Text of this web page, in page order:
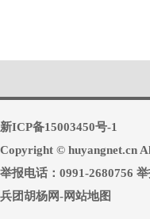
新ICP备15003450号-1
Copyright © huyangnet.cn
举报电话：0991-2680756
兵团胡杨网-网站地图